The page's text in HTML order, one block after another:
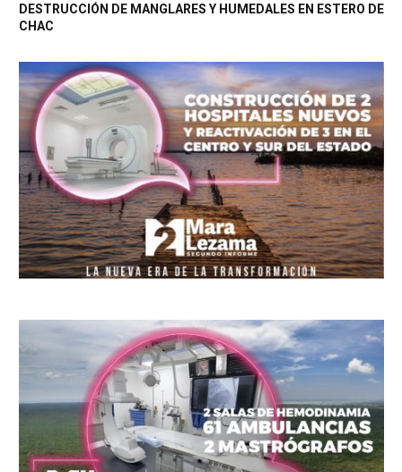
DESTRUCCIÓN DE MANGLARES Y HUMEDALES EN ESTERO DE
CHAC